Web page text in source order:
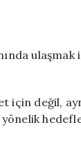
için değil,